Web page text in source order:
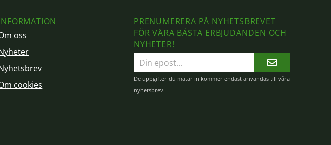
oss
cookies
PRENUMERERA PÅ NYHETSBREVET
FÖR VÅRA BÄSTA ERBJUDANDEN OCH
NYHETER!
E-
postadress
De uppgifter du matar in kommer endast användas till våra
nyhetsbrev.